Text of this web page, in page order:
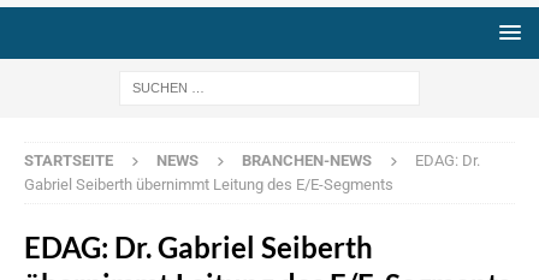
STARTSEITE NEWS BRANCHEN-NEWS
EDAG: Dr.
Gabriel Seiberth übernimmt Leitung des E/E-Segments
EDAG: Dr. Gabriel Seiberth